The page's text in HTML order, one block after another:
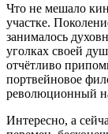
Что не мешало
участке.
занималось
уголках своей
отчётливо
портвейновое
революционный
Интересно, а